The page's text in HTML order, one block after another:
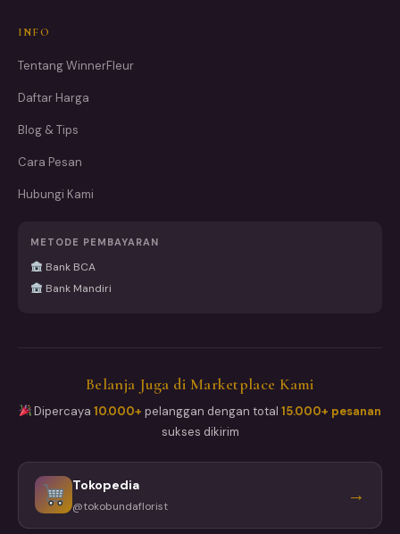
INFO
Tentang WinnerFleur
Daftar Harga
Blog & Tips
Cara Pesan
Hubungi Kami
METODE PEMBAYARAN
Bank BCA
Bank Mandiri
Belanja Juga di Marketplace Kami
Dipercaya10.000+ pelanggan dengan total15.000+ pesanan
sukses dikirim
Tokopedia
@tokobundaflorist →